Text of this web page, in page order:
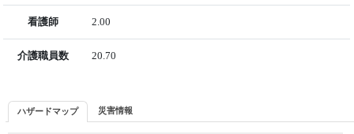
看護師 2.00
介護職員数 20.70
ハザードマップ 災害情報